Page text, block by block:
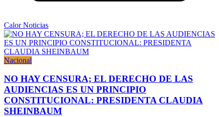
Calor Noticias
Nacional
NO HAY CENSURA; EL DERECHO DE LAS
AUDIENCIAS ES UN PRINCIPIO
CONSTITUCIONAL: PRESIDENTA CLAUDIA
SHEINBAUM